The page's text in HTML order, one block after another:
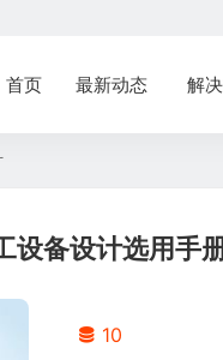
首页 最新动态 解
设备设计选用手
10